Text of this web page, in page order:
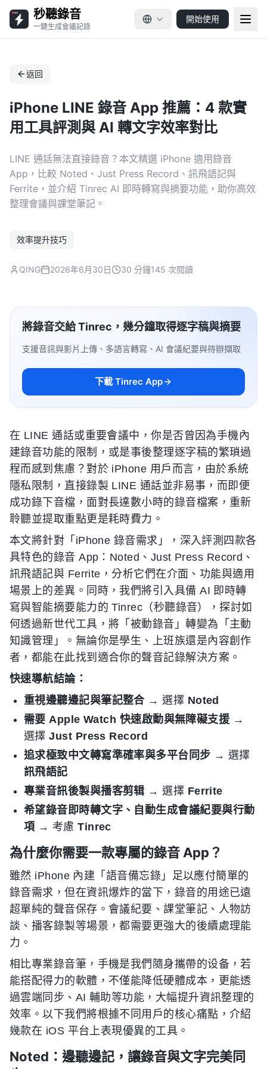
秒聽錄音
一鍵生成會議記錄
開始使用
返回
iPhone LINE 錄音 App 推薦：4 款實
用工具評測與 AI 轉文字效率對比
LINE 通話無法直接錄音？本文精選 iPhone 適用錄音
App，比較 Noted、Just Press Record、訊飛語記與
Ferrite，並介紹 Tinrec AI 即時轉寫與摘要功能，助你高效
整理會議與課堂筆記。
效率提升技巧
QING 2026年6月30日 30 分鐘145 次閱讀
將錄音交給 Tinrec，幾分鐘取得逐字稿與摘要
支援音訊與影片上傳、多語言轉寫、AI 會議紀要與待辦擷取
下載 Tinrec App
在 LINE 通話或重要會議中，你是否曾因為手機內
建錄音功能的限制，或是事後整理逐字稿的繁瑣過
程而感到焦慮？對於 iPhone 用戶而言，由於系統
隱私限制，直接錄製 LINE 通話並非易事，而即便
成功錄下音檔，面對長達數小時的錄音檔案，重新
聆聽並提取重點更是耗時費力。
本文將針對「iPhone 錄音需求」，深入評測四款各
具特色的錄音 App：Noted、Just Press Record、
訊飛語記與 Ferrite，分析它們在介面、功能與適用
場景上的差異。同時，我們將引入具備 AI 即時轉
寫與智能摘要能力的 Tinrec（秒聽錄音），探討如
何透過新世代工具，將「被動錄音」轉變為「主動
知識管理」。無論你是學生、上班族還是內容創作
者，都能在此找到適合你的聲音記錄解決方案。
快速導航結論：
重視邊聽邊記與筆記整合→ 選擇 Noted
需要 Apple Watch 快速啟動與無障礙支援 →
選擇Just Press Record
追求極致中文轉寫準確率與多平台同步 → 選擇
訊飛語記
專業音訊後製與播客剪辑 → 選擇 Ferrite
希望錄音即時轉文字、自動生成會議紀要與行動
項 → 考慮Tinrec
為什麼你需要一款專屬的錄音 App？
雖然 iPhone 內建「語音備忘錄」足以應付簡單的
錄音需求，但在資訊爆炸的當下，錄音的用途已遠
超單純的聲音保存。會議紀要、課堂筆記、人物訪
談、播客錄製等場景，都需要更強大的後續處理能
力。
相比專業錄音筆，手機是我們隨身攜帶的设备，若
能搭配得力的軟體，不僅能降低硬體成本，更能透
過雲端同步、AI 輔助等功能，大幅提升資訊整理的
效率。以下我們將根據不同用戶的核心痛點，介紹
幾款在 iOS 平台上表現優異的工具。
Noted：邊聽邊記，讓錄音與文字完美同